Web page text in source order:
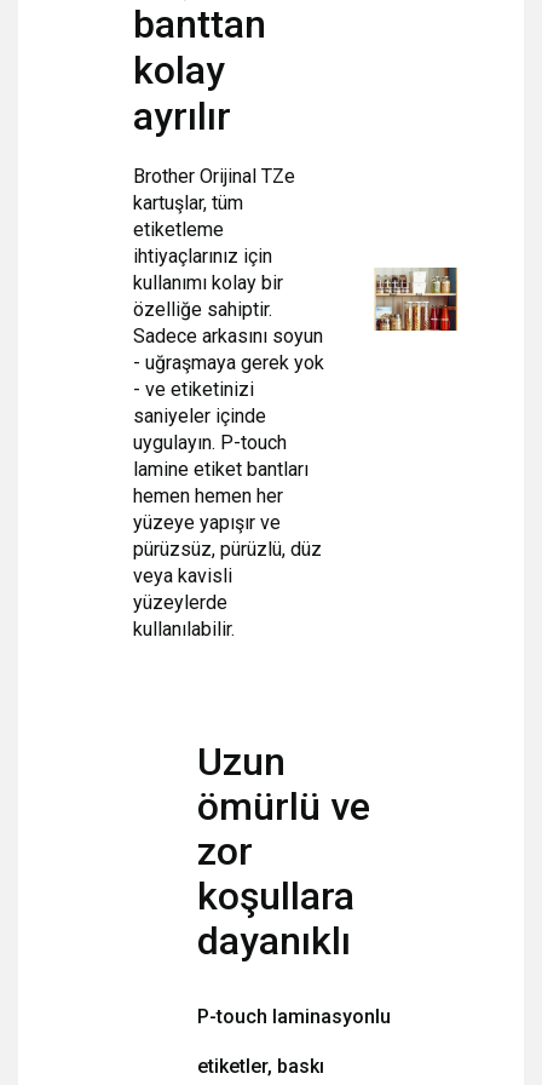
banttan
kolay
ayrılır
Brother Orijinal TZe
kartuşlar, tüm
etiketleme
ihtiyaçlarınız için
kullanımı kolay bir
özelliğe sahiptir.
Sadece arkasını soyun
- uğraşmaya gerek yok
- ve etiketinizi
saniyeler içinde
uygulayın. P-touch
lamine etiket bantları
hemen hemen her
yüzeye yapışır ve
pürüzsüz, pürüzlü, düz
veya kavisli
yüzeylerde
kullanılabilir.
Uzun
ömürlü ve
zor
koşullara
dayanıklı
P-touch laminasyonlu
etiketler, baskı